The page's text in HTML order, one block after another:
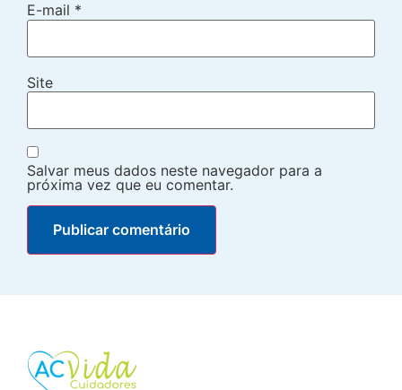
E-mail *
Site
Salvar meus dados neste navegador para a
próxima vez que eu comentar.